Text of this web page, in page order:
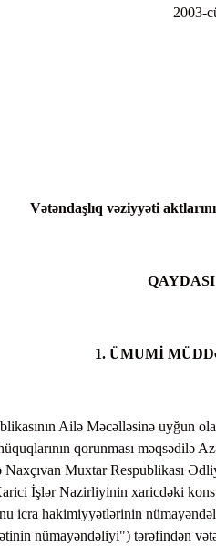
2003-
Vətəndaşlıq vəziyyəti
QAYDASI
1. ÜMUMİ
Ailə Məcəlləsinə uyğun
qorunması
Naxçıvan Muxtar Respublikası
İşlər Nazirliyinin xaricdəki
icra hakimiyyətlərinin
nümayəndəliyi") tərəfindən